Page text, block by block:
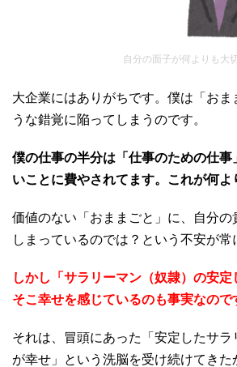
自分の面子が何よりも大
大企業にはありがちです。僕は「おま
うな錯覚に陥ってしまうのです。
僕の仕事の半分は「仕事のための仕事
いことに費やされてます。これが何よ
価値のない「おままごと」に、自分の
しまっているのでは？という不安が常
しかし「サラリーマン（奴隷）の安定
そこ幸せを感じているのも事実なので
それは、冒頭にあった「安定したサラ
が幸せ」という洗脳を受け続けてきた